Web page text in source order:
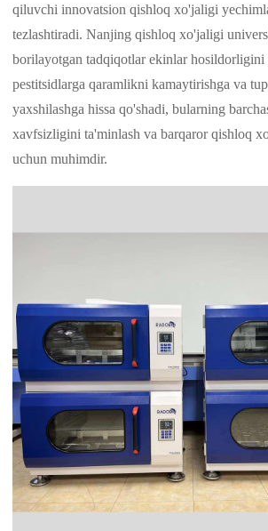
qiluvchi innovatsion qishloq xo'jaligi
tezlashtiradi. Nanjing qishloq xo'jaligi
borilayotgan tadqiqotlar ekinlar hosildorligini
pestitsidlarga qaramlikni kamaytirishga va
yaxshilashga hissa qo'shadi, bularning
xavfsizligini ta'minlash va barqaror qishloq
uchun muhimdir.